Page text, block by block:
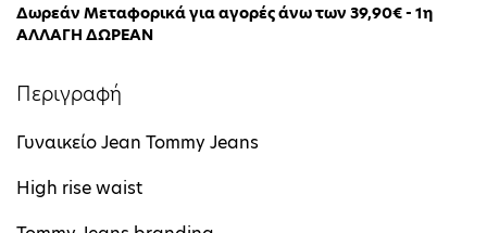
Δωρεάν Μεταφορικά για αγορές άνω των 39,90€ - 1η
ΑΛΛΑΓΗ ΔΩΡΕΑΝ
Περιγραφή
Γυναικείο Jean Tommy Jeans
High rise waist